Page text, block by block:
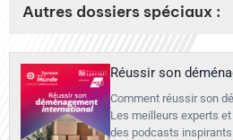
Autres dossiers spéciaux :
Réussir son
Comment réussir son
Les meilleurs experts
des podcasts inspirants.